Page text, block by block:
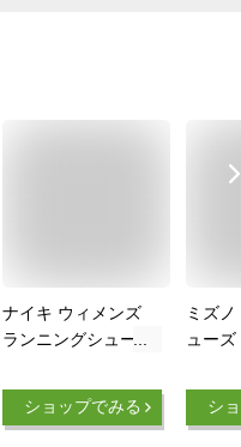
ナイキ ウィメンズ
ランニングシューズ
FB2208 011 ブラッ
ク NIKE 通勤 通学 普
ショップでみる
ミズ
ュー
ニーカ
マキ
シ